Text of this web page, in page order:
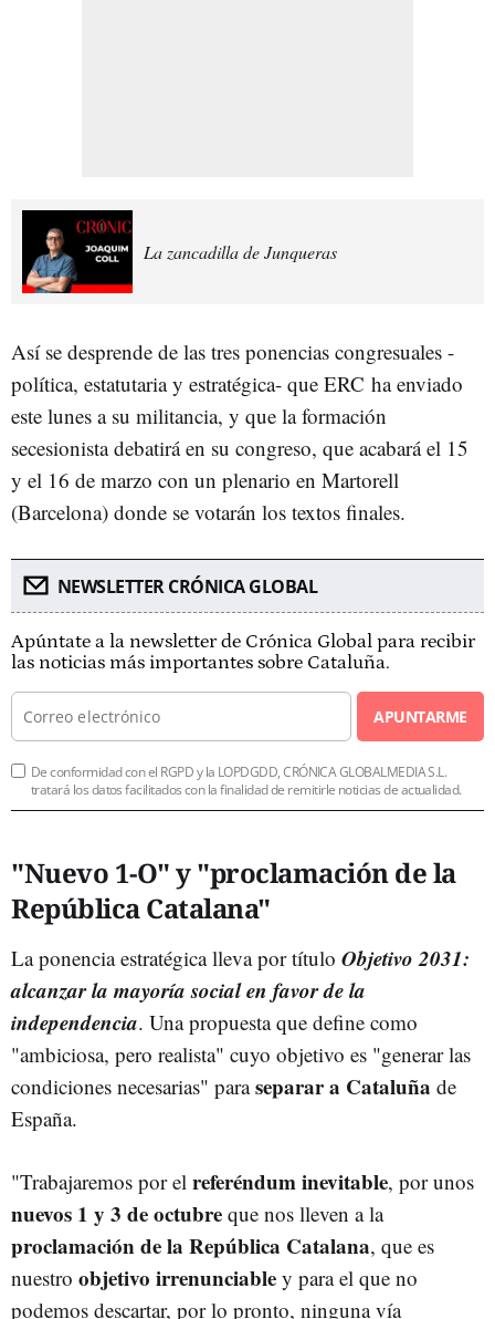
La zancadilla de Junqueras
Así se desprende de las tres ponencias congresuales -
política, estatutaria y estratégica- que ERC ha enviado
este lunes a su militancia, y que la formación
secesionista debatirá en su congreso, que acabará el 15
y el 16 de marzo con un plenario en Martorell
(Barcelona) donde se votarán los textos finales.
NEWSLETTER CRÓNICA GLOBAL
Apúntate a la newsletter de Crónica Global para recibir
las noticias más importantes sobre Cataluña.
APUNTARME
De conformidad con el RGPD y la LOPDGDD, CRÓNICA GLOBALMEDIA S.L.
tratará los datos facilitados con la finalidad de remitirle noticias de actualidad.
"Nuevo 1-O" y "proclamación de la
República Catalana"
La ponencia estratégica lleva por título Objetivo 2031:
alcanzar la mayoría social en favor de la
independencia. Una propuesta que define como
"ambiciosa, pero realista" cuyo objetivo es "generar las
condiciones necesarias" paraseparar a Cataluña de
España.
"Trabajaremos por el referéndum inevitable, por unos
nuevos 1 y 3 de octubre que nos lleven a la
proclamación de la República Catalana, que es
nuestro objetivo irrenunciable y para el que no
podemos descartar, por lo pronto, ninguna vía